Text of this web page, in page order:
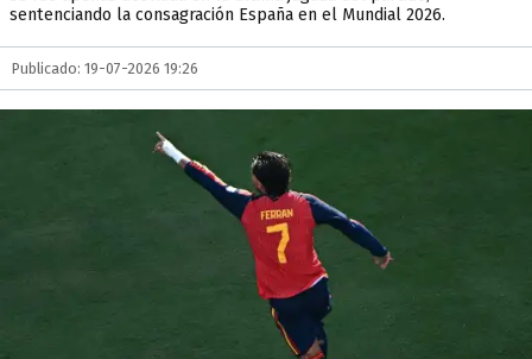
sentenciando la consagración España en el Mundial 2026.
Publicado: 19-07-2026 19:26